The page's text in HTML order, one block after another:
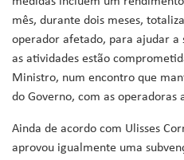
mês, durante dois meses,
operador afetado, para ajudar a
as atividades estão
Ministro, num encontro que
do Governo, com as operadoras
Ainda de acordo com Ulisses
aprovou igualmente uma